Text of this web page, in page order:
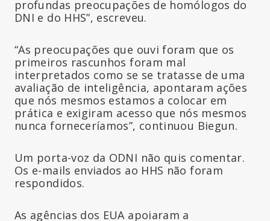
profundas preocupações de homólogos do
DNI e do HHS”, escreveu.
“As preocupações que ouvi foram que os
primeiros rascunhos foram mal
interpretados como se se tratasse de uma
avaliação de inteligência, apontaram ações
que nós mesmos estamos a colocar em
prática e exigiram acesso que nós mesmos
nunca forneceríamos”, continuou Biegun.
Um porta-voz da ODNI não quis comentar.
Os e-mails enviados ao HHS não foram
respondidos.
As agências dos EUA apoiaram a